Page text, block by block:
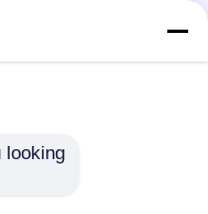
looking